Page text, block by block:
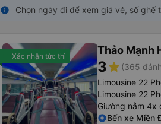
info Chọn ngày đi để xem giá vé, số
Xác nhận tức thì Thảo Mạnh
3star (365
Limousine 22
Limousine 22
Giường nằm 4x
Bến xe Miền